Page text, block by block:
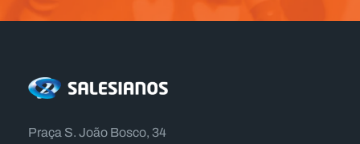
Praça S. João Bosco, 34